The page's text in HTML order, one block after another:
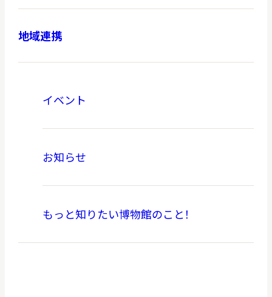
地域連携
イベント
お知らせ
もっと知りたい博物館のこと！